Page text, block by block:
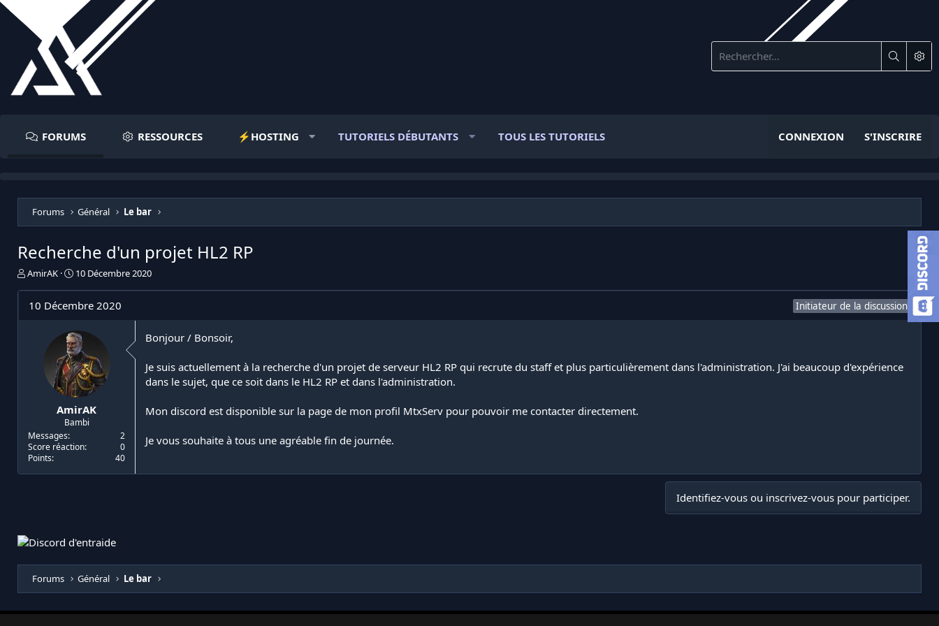
FORUMS RESSOURCES ⚡️HOSTING TUTORIELS DÉBUTANTS TOUS LES TUTORIELS CONNEXION S'INSCRIRE
Forums Général Le bar
Recherche d'un projet HL2 RP
I
a
d
s
i
o
n
AmirAK
D
e
e
d
é
b
u
t
10 Décembre 2020
10 Décembre 2020 Initiateur de la discussion
AmirAK
Bambi
Messages
2
Score réaction
0
Points
40
Bonjour / Bonsoir,
Je suis actuellement à la recherche d'un projet de serveur HL2 RP qui recrute du staff et plus particulièrement dans l'administration. J'ai beaucoup d'expérience
dans le sujet, que ce soit dans le HL2 RP et dans l'administration.
Mon discord est disponible sur la page de mon profil MtxServ pour pouvoir me contacter directement.
Je vous souhaite à tous une agréable fin de journée.
Identifiez-vous ou inscrivez-vous pour participer.
Forums Général Le bar